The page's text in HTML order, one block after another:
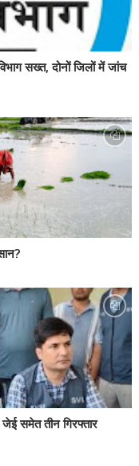
सख्त, दोनों जिलों में जांच
जेई समेत तीन गिरफ्तार